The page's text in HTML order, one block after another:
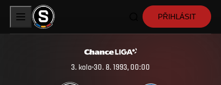
PŘIHLÁSIT
3. kolo 30. 8. 1993, 00:00